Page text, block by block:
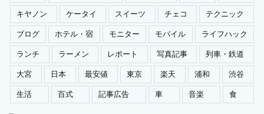
キヤノン
ケータイ スイーツ チェコ
テクニック
ブログ
ホテル・宿 モニター モバイル
ライフハック
ランチ
ラーメン レポート 写真記事
列車・鉄道
大宮
日本 最安値 東京 楽天 浦和
渋谷
生活
百式 記事広告 車 音楽 食